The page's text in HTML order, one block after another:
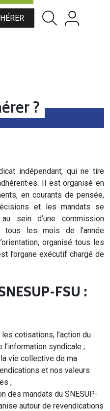
du compte de
?
indépendant, qui ne tire
Il est organisé en
en courants de pensée,
et les mandats se
au sein d’une commission
tous les mois de l’année
organisé tous les
l’organe exécutif chargé de
FSU :
les cotisations, l’action du
l’information syndicale ;
vie collective de ma
et nos valeurs
;
des mandats du SNESUP-
autour de revendications